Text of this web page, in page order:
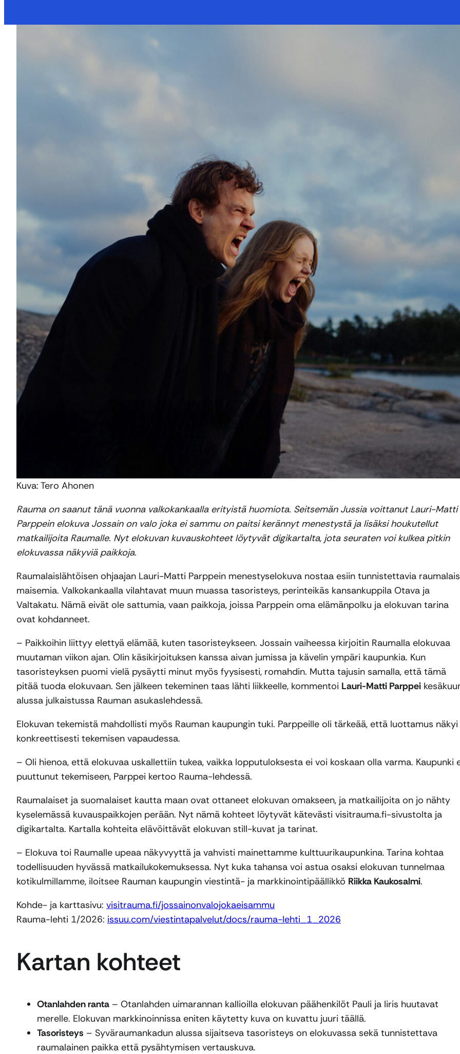
Kuva: Tero Ahonen
Rauma on saanut tänä vuonna valkokankaalla erityistä huomiota. Seitsemän Jussia voittanut Lauri-Matti
Parppein elokuva Jossain on valo joka ei sammu on paitsi kerännyt menestystä ja lisäksi houkutellut
matkailijoita Raumalle. Nyt elokuvan kuvauskohteet löytyvät digikartalta, jota seuraten voi kulkea pitkin
elokuvassa näkyviä paikkoja.
Raumalaislähtöisen ohjaajan Lauri-Matti Parppein menestyselokuva nostaa esiin tunnistettavia
maisemia. Valkokankaalla vilahtavat muun muassa tasoristeys, perinteikäs kansankuppila Otava ja
Valtakatu. Nämä eivät ole sattumia, vaan paikkoja, joissa Parppein oma elämänpolku ja elokuvan tarina
ovat kohdanneet.
– Paikkoihin liittyy elettyä elämää, kuten tasoristeykseen. Jossain vaiheessa kirjoitin Raumalla elokuvaa
muutaman viikon ajan. Olin käsikirjoituksen kanssa aivan jumissa ja kävelin ympäri kaupunkia. Kun
tasoristeyksen puomi vielä pysäytti minut myös fyysisesti, romahdin. Mutta tajusin samalla, että tämä
pitää tuoda elokuvaan. Sen jälkeen tekeminen taas lähti liikkeelle, kommentoi Lauri-Matti Parppei
alussa julkaistussa Rauman asukaslehdessä.
Elokuvan tekemistä mahdollisti myös Rauman kaupungin tuki. Parppeille oli tärkeää, että luottamus näkyi
konkreettisesti tekemisen vapaudessa.
– Oli hienoa, että elokuvaa uskallettiin tukea, vaikka lopputuloksesta ei voi koskaan olla varma. Kaupunki
puuttunut tekemiseen, Parppei kertoo Rauma-lehdessä.
Raumalaiset ja suomalaiset kautta maan ovat ottaneet elokuvan omakseen, ja matkailijoita on jo nähty
kyselemässä kuvauspaikkojen perään. Nyt nämä kohteet löytyvät kätevästi visitrauma.fi-sivustolta ja
digikartalta. Kartalla kohteita elävöittävät elokuvan still-kuvat ja tarinat.
– Elokuva toi Raumalle upeaa näkyvyyttä ja vahvisti mainettamme kulttuurikaupunkina. Tarina kohtaa
todellisuuden hyvässä matkailukokemuksessa. Nyt kuka tahansa voi astua osaksi elokuvan tunnelmaa
kotikulmillamme, iloitsee Rauman kaupungin viestintä- ja markkinointipäällikkö Riikka Kaukosalmi.
Kohde- ja karttasivu: visitrauma.fi/jossainonvalojokaeisammu
Rauma-lehti 1/2026: issuu.com/viestintapalvelut/docs/rauma-lehti_1_2026
Kartan kohteet
Otanlahden ranta – Otanlahden uimarannan kallioilla elokuvan päähenkilöt Pauli ja Iiris huutavat
merelle. Elokuvan markkinoinnissa eniten käytetty kuva on kuvattu juuri täällä.
Tasoristeys – Syväraumankadun alussa sijaitseva tasoristeys on elokuvassa sekä tunnistettava
raumalainen paikka että pysähtymisen vertauskuva.